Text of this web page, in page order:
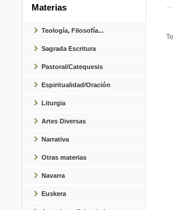
Materias
Teología, Filosofía...
Sagrada Escritura
Pastoral/Catequesis
Espiritualidad/Oración
Liturgia
Artes Diversas
Narrativa
Otras materias
Navarra
Euskera